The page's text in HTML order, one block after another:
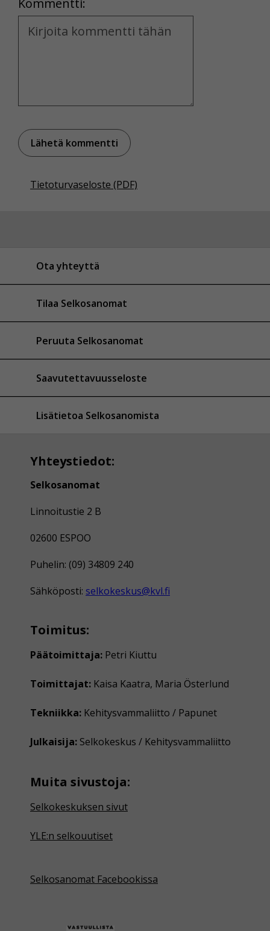
Kommentti:
Kommentti
Tietoturvaseloste (PDF)
Ota yhteyttä
Tilaa Selkosanomat
Peruuta Selkosanomat
Saavutettavuusseloste
Lisätietoa Selkosanomista
Yhteystiedot:
Selkosanomat
Linnoitustie 2 B
02600 ESPOO
Puhelin: (09) 34809 240
Sähköposti: selkokeskus@kvl.fi
Toimitus:
Päätoimittaja: Petri Kiuttu
Toimittajat: Kaisa Kaatra, Maria Österlund
Tekniikka: Kehitysvammaliitto / Papunet
Julkaisija: Selkokeskus / Kehitysvammaliitto
Muita sivustoja:
Selkokeskuksen sivut
YLE:n selkouutiset
Selkosanomat Facebookissa